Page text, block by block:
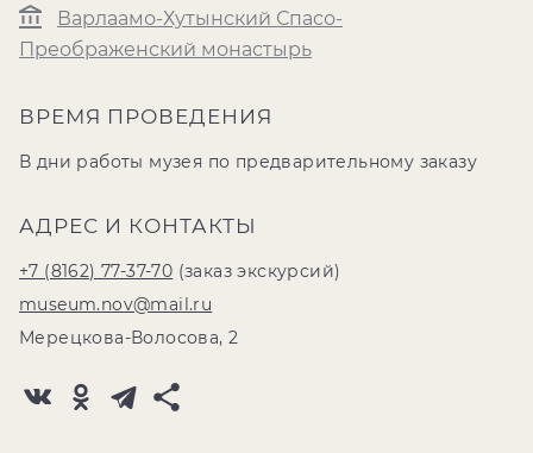
Варлаамо-Хутынский Спасо-
Преображенский монастырь
ВРЕМЯ ПРОВЕДЕНИЯ
В дни работы музея по предварительному заказу
АДРЕС И КОНТАКТЫ
+7 (8162) 77-37-70 (заказ экскурсий)
museum.nov@mail.ru
Мерецкова-Волосова, 2